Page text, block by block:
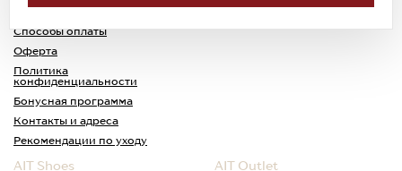
Доставка
Способы оплаты
Оферта
Политика
конфиденциальности
Каспи-Ред
Бонусная программа
Контакты и адреса
Рекомендации по уходу
AIT Shoes AIT Outlet